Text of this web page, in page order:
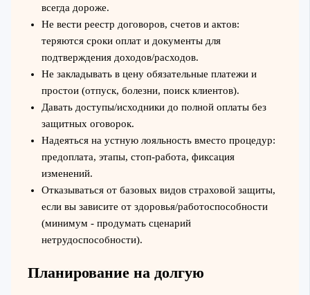
всегда дороже.
Не вести реестр договоров, счетов и актов:
теряются сроки оплат и документы для
подтверждения доходов/расходов.
Не закладывать в цену обязательные платежи и
простои (отпуск, болезни, поиск клиентов).
Давать доступы/исходники до полной оплаты без
защитных оговорок.
Надеяться на устную лояльность вместо процедур:
предоплата, этапы, стоп-работа, фиксация
изменений.
Отказываться от базовых видов страховой защиты,
если вы зависите от здоровья/работоспособности
(минимум - продумать сценарий
нетрудоспособности).
Планирование на долгую